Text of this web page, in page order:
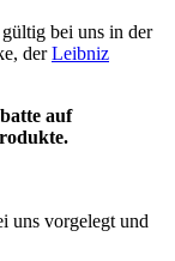
bei uns in der
derLeibniz
auf
uns vorgelegt und